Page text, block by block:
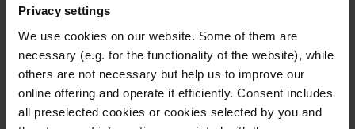
Privacy settings
We use cookies on our website. Some of them are
necessary (e.g. for the functionality of the website), while
others are not necessary but help us to improve our
online offering and operate it efficiently. Consent includes
all preselected cookies or cookies selected by you and
Können Vögel träumen?
Wer schon einmal einen schlafenden Hund mit zuckenden Pfoten
oder einen Vogel mit geschlossenen Augen beobachtet hat, hat sich
vielleicht gefragt: Träumen Tiere eigentlich?
Mönchsgrasmücke: Kleine Insektenjägerin
Die Mönchsgrasmücke ist eine Vogelart aus der Familie der